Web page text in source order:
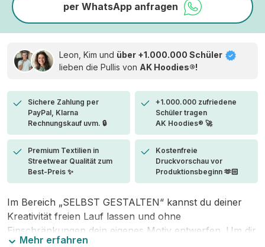
per WhatsApp anfragen
Leon, Kim und über +1.000.000 Schüler
lieben die Pullis von AK Hoodies®!
Sichere Zahlung per
PayPal, Klarna
Rechnungskauf uvm. 🔒
+1.000.000 zufriedene
Schüler tragen
AK Hoodies® 🚀
Premium Textilien in
Streetwear Qualität zum
Best-Preis ✨
Kostenfreie
Druckvorschau vor
Produktionsbeginn 🫶🏻
Im Bereich „SELBST GESTALTEN“ kannst du deiner
Kreativität freien Lauf lassen und ohne
Einschränkungen dein eigenes Motiv entwerfen. Um dir
Mehr erfahren